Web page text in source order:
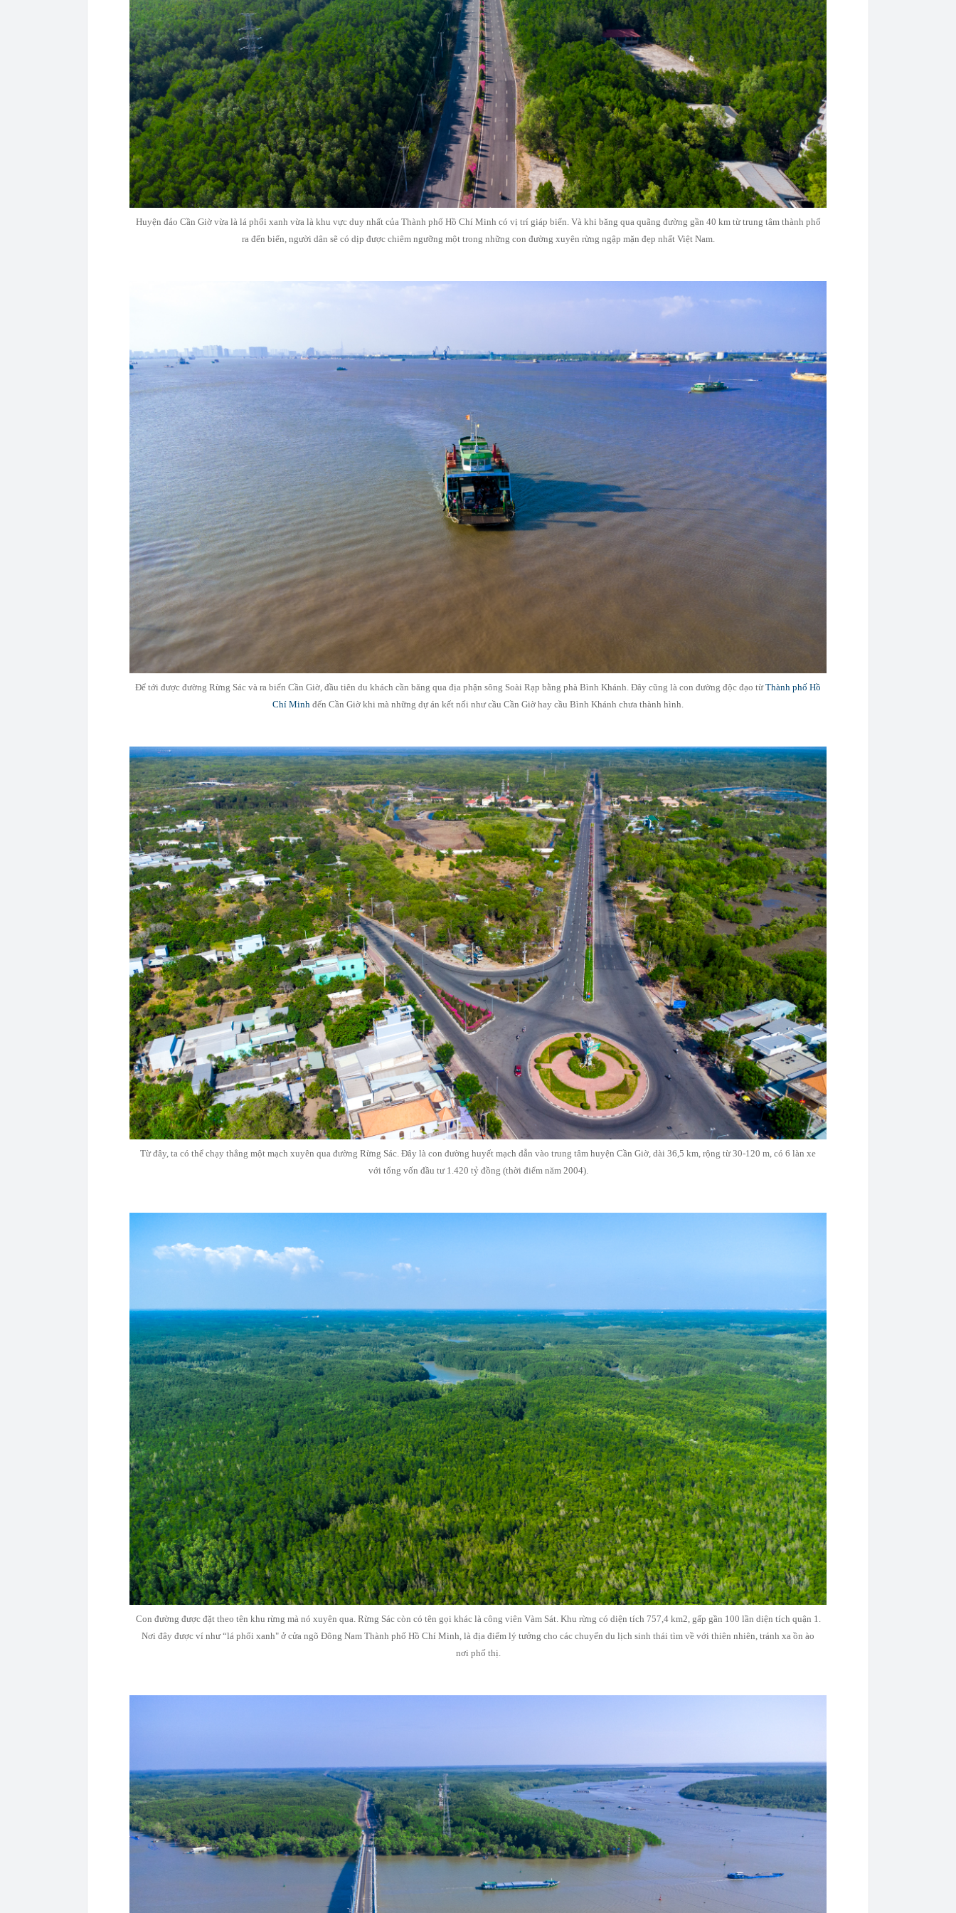
Huyện đảo Cần Giờ vừa là lá phổi xanh vừa là khu vực duy nhất của Thành phố Hồ Chí Minh có vị trí giáp biển. Và khi băng qua quãng đường gần 40 km từ trung tâm thành phố
ra đến biển, người dân sẽ có dịp được chiêm ngưỡng một trong những con đường xuyên rừng ngập mặn đẹp nhất Việt Nam.
Để tới được đường Rừng Sác và ra biển Cần Giờ, đầu tiên du khách cần băng qua địa phận sông Soài Rạp bằng phà Bình Khánh. Đây cũng là con đường độc đạo từThành phố Hồ
Chí Minh đến Cần Giờ khi mà những dự án kết nối như cầu Cần Giờ hay cầu Bình Khánh chưa thành hình.
Từ đây, ta có thể chạy thẳng một mạch xuyên qua đường Rừng Sác. Đây là con đường huyết mạch dẫn vào trung tâm huyện Cần Giờ, dài 36,5 km, rộng từ 30-120 m, có 6 làn xe
với tổng vốn đầu tư 1.420 tỷ đồng (thời điểm năm 2004).
Con đường được đặt theo tên khu rừng mà nó xuyên qua. Rừng Sác còn có tên gọi khác là công viên Vàm Sát. Khu rừng có diện tích 757,4 km2, gấp gần 100 lần diện tích quận 1.
Nơi đây được ví như “lá phổi xanh" ở cửa ngõ Đông Nam Thành phố Hồ Chí Minh, là địa điểm lý tưởng cho các chuyến du lịch sinh thái tìm về với thiên nhiên, tránh xa ồn ào
nơi phố thị.